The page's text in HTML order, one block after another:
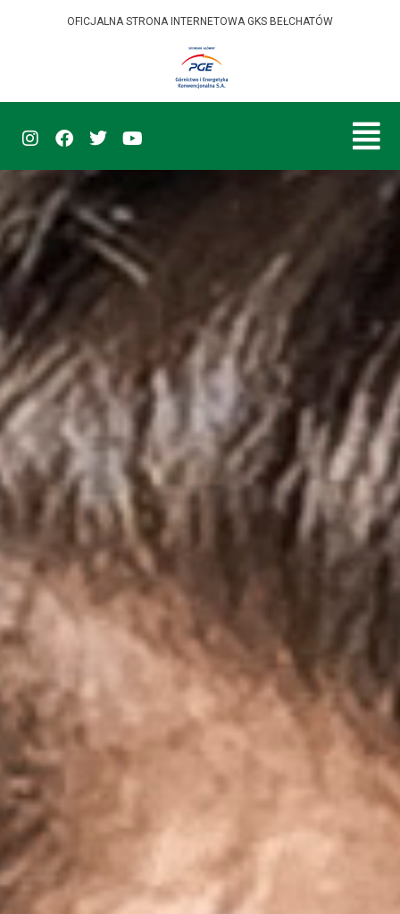
OFICJALNA STRONA INTERNETOWA GKS BEŁCHATÓW